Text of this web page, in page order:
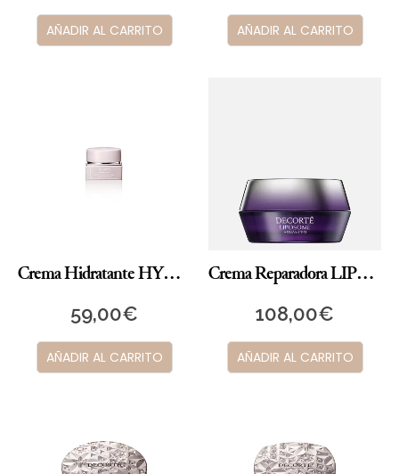
AÑADIR AL CARRITO AÑADIR AL CARRITO
Crema Hidratante HYDRA CLARITY
59,00€
AÑADIR AL CARRITO
Crema Reparadora LIPOSOMÉ Advanced
108,00€
AÑADIR AL CARRITO